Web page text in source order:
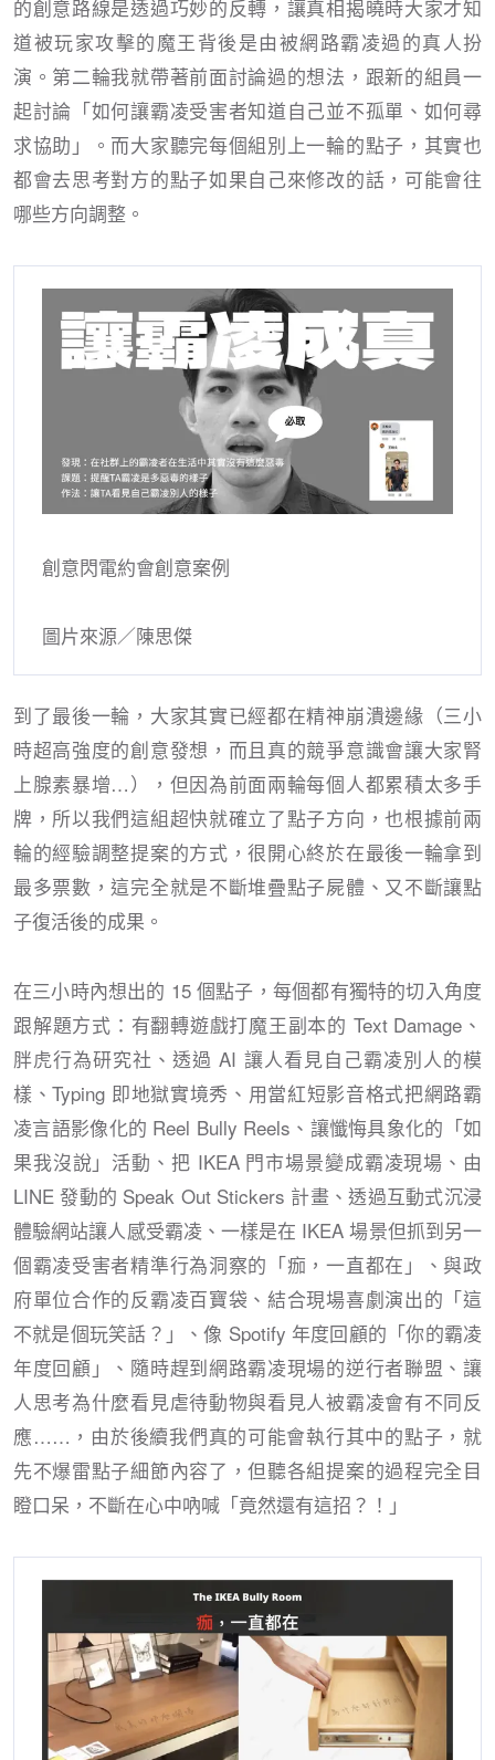
的創意路線是透過巧妙的反轉，讓真相揭曉時大家才知
道被玩家攻擊的魔王背後是由被網路霸凌過的真人扮
演。第二輪我就帶著前面討論過的想法，跟新的組員一
起討論「如何讓霸凌受害者知道自己並不孤單、如何尋
求協助」。而大家聽完每個組別上一輪的點子，其實也
都會去思考對方的點子如果自己來修改的話，可能會往
哪些方向調整。
創意閃電約會創意案例
圖片來源／陳思傑
到了最後一輪，大家其實已經都在精神崩潰邊緣（三小
時超高強度的創意發想，而且真的競爭意識會讓大家腎
上腺素暴增…），但因為前面兩輪每個人都累積太多手
牌，所以我們這組超快就確立了點子方向，也根據前兩
輪的經驗調整提案的方式，很開心終於在最後一輪拿到
最多票數，這完全就是不斷堆疊點子屍體、又不斷讓點
子復活後的成果。
在三小時內想出的 15 個點子，每個都有獨特的切入角度
跟解題方式：有翻轉遊戲打魔王副本的 Text Damage、
胖虎行為研究社、透過 AI 讓人看見自己霸凌別人的模
樣、Typing 即地獄實境秀、用當紅短影音格式把網路霸
凌言語影像化的 Reel Bully Reels、讓懺悔具象化的「如
果我沒說」活動、把 IKEA 門市場景變成霸凌現場、由
LINE 發動的 Speak Out Stickers 計畫、透過互動式沉浸
體驗網站讓人感受霸凌、一樣是在 IKEA 場景但抓到另一
個霸凌受害者精準行為洞察的「痂，一直都在」、與政
府單位合作的反霸凌百寶袋、結合現場喜劇演出的「這
不就是個玩笑話？」、像 Spotify 年度回顧的「你的霸凌
年度回顧」、隨時趕到網路霸凌現場的逆行者聯盟、讓
人思考為什麼看見虐待動物與看見人被霸凌會有不同反
應……，由於後續我們真的可能會執行其中的點子，就
先不爆雷點子細節內容了，但聽各組提案的過程完全目
瞪口呆，不斷在心中吶喊「竟然還有這招？！」